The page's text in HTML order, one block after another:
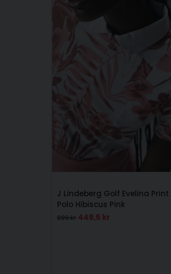
J Lindeberg Golf Evelina Print
Polo Hibiscus Pink
899 kr 449,5 kr